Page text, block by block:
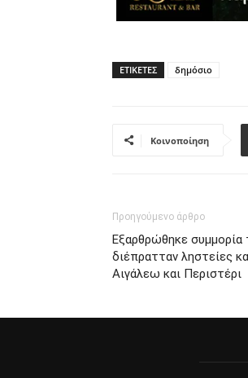
ΕΤΙΚΈΤΕΣ δημόσιο
Κοινοποίηση
Προηγούμενο άρθρο
Εξαρθρώθηκε συμμορία
διέπρατταν ληστείες
Αιγάλεω και Περιστέρι